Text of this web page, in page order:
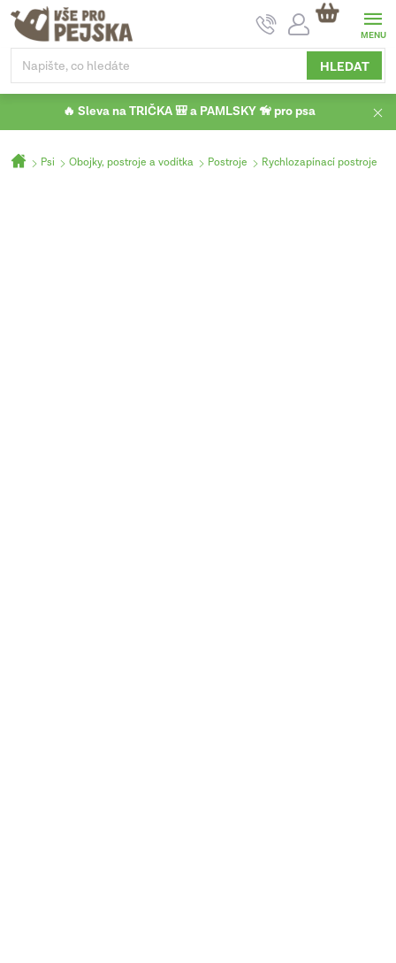
Přejít
obsah
HLEDAT
NÁKUPNÍ
KOŠÍK
🔥 Sleva na TRIČKA 🎒 a PAMLSKY 🦮 pro psa
Domů
Psi Obojky, postroje a vodítka Postroje Rychlozapínací postroje